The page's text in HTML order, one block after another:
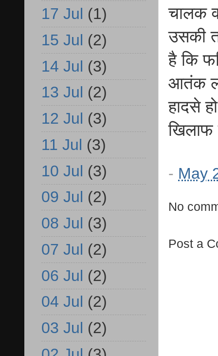
चालक
उसकी
है कि
आतंक
हादसे
खिलाफ
- May
No
Post a
17 Jul (1)
15 Jul (2)
14 Jul (3)
13 Jul (2)
12 Jul (3)
11 Jul (3)
10 Jul (3)
09 Jul (2)
08 Jul (3)
07 Jul (2)
06 Jul (2)
04 Jul (2)
03 Jul (2)